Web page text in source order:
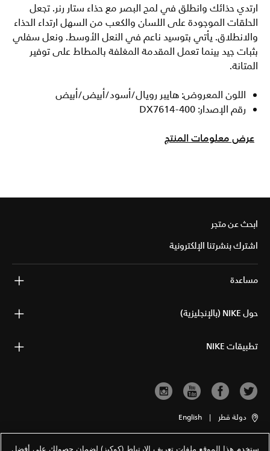
ارتدي حذائك وانطلق في لمح البصر مع حذاء ستار رنر. تجعل
الحلقات الموجودة على اللسان والكعب من السهل ارتداء الحذاء
والانطلاق. يأتي بتوسيد ناعم في النعل الأوسط. ونعل سفلي
بثبات جيد بينما تعمل المقدمة المغلفة بالمطاط على توفير
المتانة.
اللون المعروض: هايبر رويال/أسود/أبيض/أبيض
رقم الإصدار: DX7614-400
عرض معلومات المنتج
ابحث عن متجر
اشترك بنشرتنا الإلكترونية
مساعدة
حول NIKE (بالإنجليزية)
تطبيقات NIKE
دولة قطر |
English